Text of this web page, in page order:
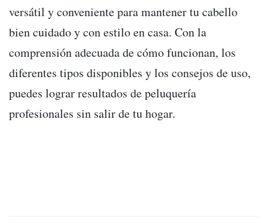
versátil y conveniente para mantener tu cabello
bien cuidado y con estilo en casa. Con la
comprensión adecuada de cómo funcionan, los
diferentes tipos disponibles y los consejos de uso,
puedes lograr resultados de peluquería
profesionales sin salir de tu hogar.